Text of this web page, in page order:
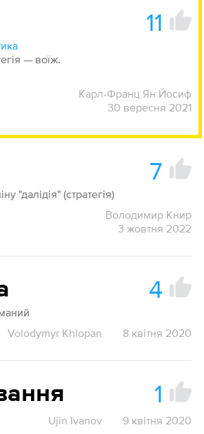
11
— воїж.
Карл-Франц Ян Йосиф
30 вересня 2021
7
"далідія" (стратегія)
Володимир Книр
3 жовтня 2022
4
Volodymyr Khlopan 8 квітня 2020
1
Ujin Ivanov 9 квітня 2020